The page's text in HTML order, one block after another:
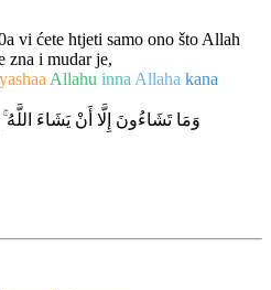
a vi ćete htjeti samo ono što Allah
zna i mudar je,
yashaa Allahu inna Allaha kana
وَمَا تَشَاءُونَ إِلَّا أَنْ يَشَاءَ